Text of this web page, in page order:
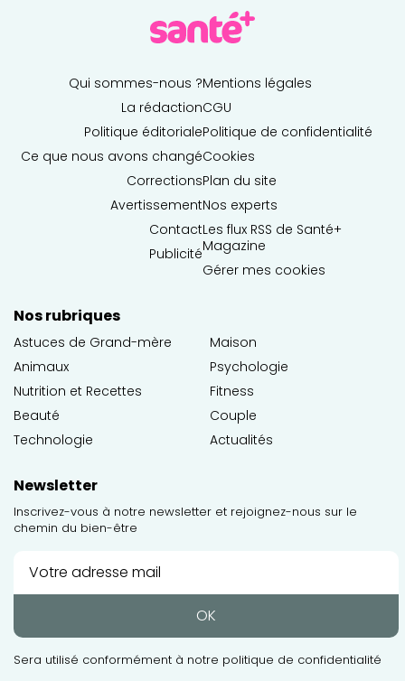
Qui sommes-nous ?
La rédaction
Politique éditoriale
Ce que nous avons changé
Corrections
Avertissement
Contact
Publicité
Mentions légales
CGU
Politique de confidentialité
Cookies
Plan du site
Nos experts
Les flux RSS de Santé+
Magazine
Gérer mes cookies
Nos rubriques
Astuces de Grand-mère
Animaux
Nutrition et Recettes
Beauté
Technologie
Maison
Psychologie
Fitness
Couple
Actualités
Newsletter
Inscrivez-vous à notre newsletter et rejoignez-nous sur le
chemin du bien-être
OK
Sera utilisé conformément à notre politique de confidentialité